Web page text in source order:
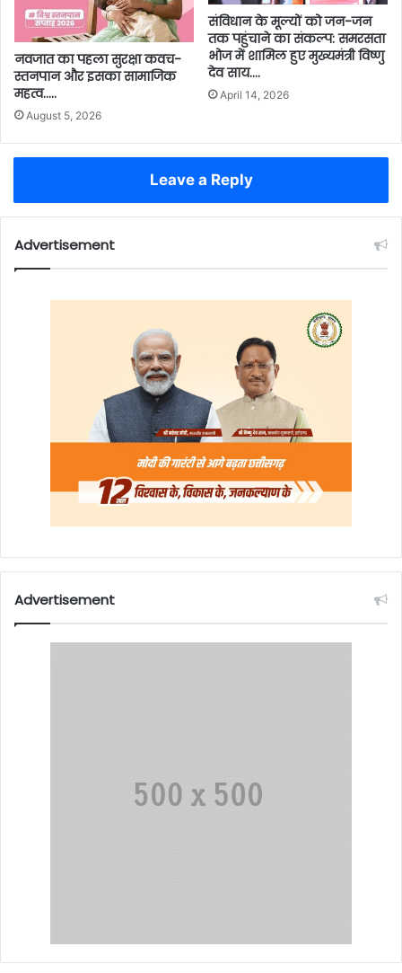
नवजात का पहला सुरक्षा कवच-
स्तनपान और इसका सामाजिक
महत्व…..
August 5, 2026
संविधान के मूल्यों को जन-जन
तक पहुंचाने का संकल्प: समरसता
भोज में शामिल हुए मुख्यमंत्री विष्णु
देव साय….
April 14, 2026
Leave a Reply
Advertisement
Advertisement